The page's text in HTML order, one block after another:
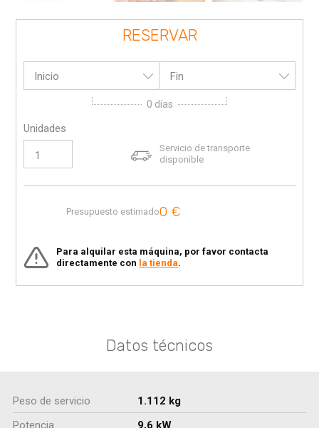
RESERVAR
Inicio Fin
0 días
Unidades
Servicio de transporte
disponible
Presupuesto estimado0 €
Para alquilar esta máquina, por favor contacta
directamente con la tienda.
Datos técnicos
Peso de servicio
1.112 kg
Potencia
9,6 kW